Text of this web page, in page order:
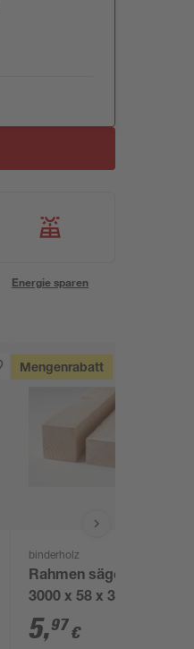
Energie sparen
Mengenrabatt
binderholz
Rahmen sägerau
3000 x 58 x 38 mm
5,97€